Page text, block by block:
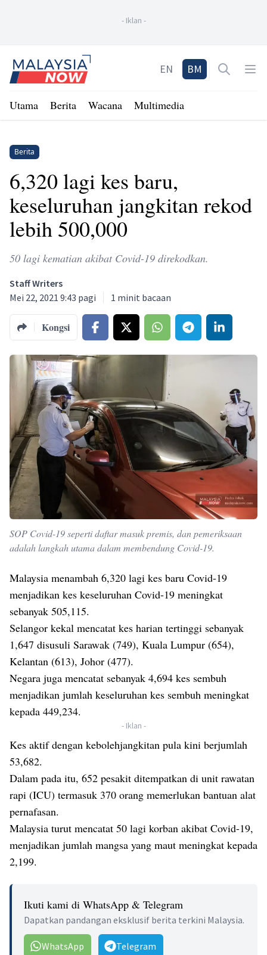
- Iklan -
Home
EN BM Open
Utama Berita Wacana Multimedia
Berita
6,320 lagi kes baru,
keseluruhan jangkitan rekod
lebih 500,000
50 lagi kematian akibat Covid-19 direkodkan.
Staff Writers
Mei 22, 2021 9:43 pagi
1 minit bacaan
Kongsi
SOP Covid-19 seperti daftar masuk premis, dan pemeriksaan
adalah langkah utama dalam membendung Covid-19.
Malaysia menambah 6,320 lagi kes baru Covid-19
menjadikan kes keseluruhan Covid-19 meningkat
sebanyak 505,115.
Selangor kekal mencatat kes harian tertinggi sebanyak
1,647 disusuli Sarawak (749), Kuala Lumpur (654),
Kelantan (613), Johor (477).
Negara juga mencatat sebanyak 4,694 kes sembuh
menjadikan jumlah keseluruhan kes sembuh meningkat
kepada 449,234.
- Iklan -
Kes aktif dengan kebolehjangkitan pula kini berjumlah
53,682.
Dalam pada itu, 652 pesakit ditempatkan di unit rawatan
rapi (ICU) termasuk 370 orang memerlukan bantuan alat
pernafasan.
Malaysia turut mencatat 50 lagi korban akibat Covid-19,
menjadikan jumlah mangsa yang maut meningkat kepada
2,199.
Ikuti kami di WhatsApp & Telegram
Dapatkan pandangan eksklusif berita terkini Malaysia.
WhatsApp Telegram